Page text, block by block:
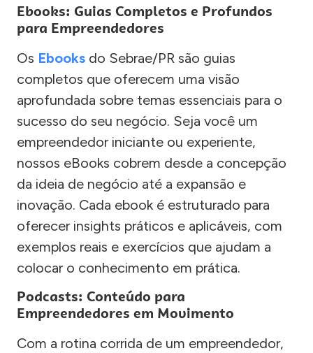
Ebooks: Guias Completos e Profundos
para Empreendedores
Os Ebooks do Sebrae/PR são guias
completos que oferecem uma visão
aprofundada sobre temas essenciais para o
sucesso do seu negócio. Seja você um
empreendedor iniciante ou experiente,
nossos eBooks cobrem desde a concepção
da ideia de negócio até a expansão e
inovação. Cada ebook é estruturado para
oferecer insights práticos e aplicáveis, com
exemplos reais e exercícios que ajudam a
colocar o conhecimento em prática.
Podcasts: Conteúdo para
Empreendedores em Movimento
Com a rotina corrida de um empreendedor,